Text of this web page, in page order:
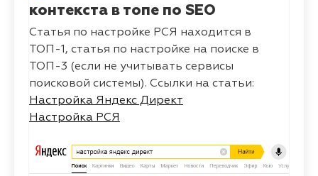
контекста в топе по SEO
Статья по настройке РСЯ находится в
ТОП-1, статья по настройке на поиске в
ТОП-3 (если не учитывать сервисы
поисковой системы). Ссылки на статьи:
Настройка Яндекс Директ
Настройка РСЯ